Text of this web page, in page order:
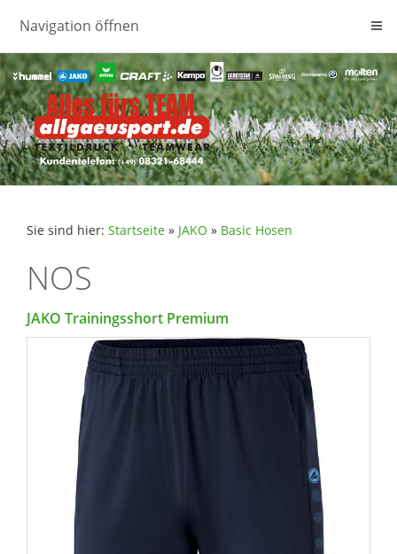
Navigation öffnen
Sie sind hier: Startseite » JAKO » Basic Hosen
NOS
JAKO Trainingsshort Premium